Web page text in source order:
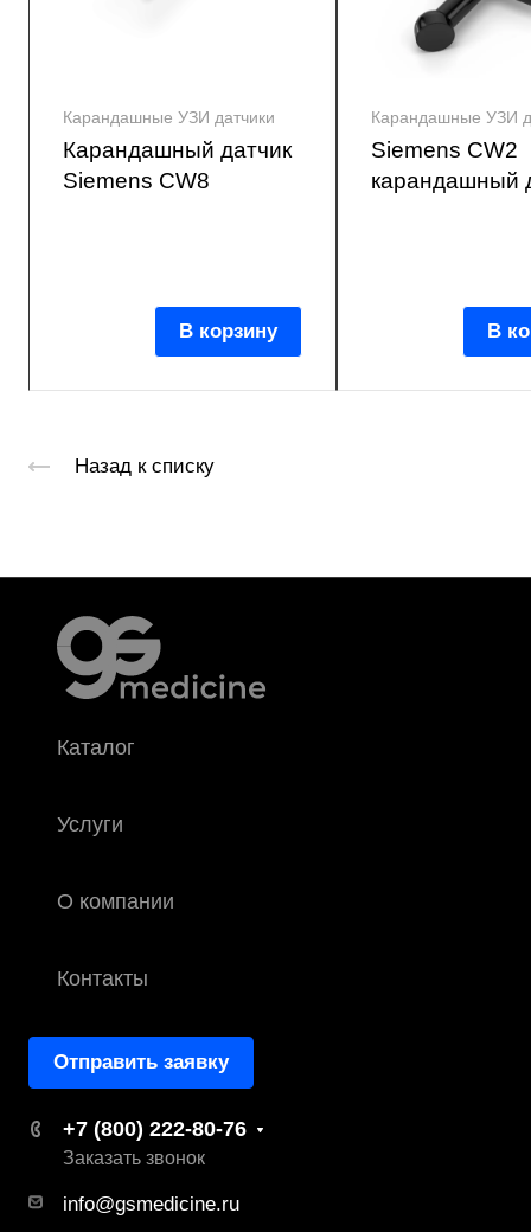
Карандашные УЗИ датчики
Карандашный датчик
Siemens CW8
В корзину
Карандашные УЗИ
Siemens CW2
карандашный
В
Назад к списку
Каталог
Услуги
О компании
Контакты
Отправить заявку
+7 (800) 222-80-76
Заказать звонок
info@gsmedicine.ru